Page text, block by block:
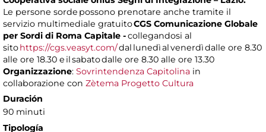
Le persone sorde possono prenotare anche tramite il
servizio multimediale gratuitoCGS Comunicazione Globale
per Sordi di Roma Capitale -collegandosi al
sitohttps://cgs.veasyt.com/dal lunedì al venerdì dalle ore 8.30
alle ore 18.30 e il sabato dalle ore 8.30 alle ore 13.30
Organizzazione: Sovrintendenza Capitolina in
collaborazione con Zètema Progetto Cultura
Duración
90 minuti
Tipología